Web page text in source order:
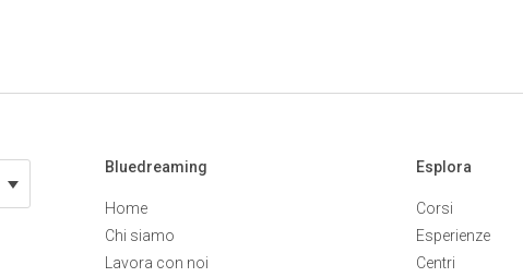
Bluedreaming
Home
Chi siamo
Lavora con noi
Esplora
Corsi
Esperienze
Centri